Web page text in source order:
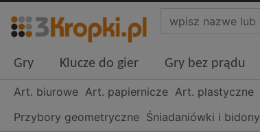
Gry Klucze do gier Gry bez prądu
Art. biurowe Art. papiernicze Art. plastyczne
Przybory geometryczne Śniadaniówki i bidony